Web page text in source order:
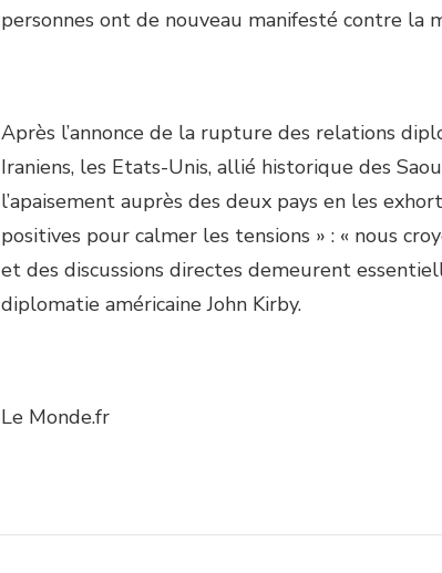
personnes ont de nouveau manifesté contre la
Après l’annonce de la rupture des relations
Iraniens, les Etats-Unis, allié historique des
l’apaisement auprès des deux pays en les
positives pour calmer les tensions » : « nous
et des discussions directes demeurent
diplomatie américaine John Kirby.
Le Monde.fr